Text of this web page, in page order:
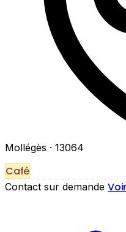
Mollégès · 13064
Café
Contact sur demande